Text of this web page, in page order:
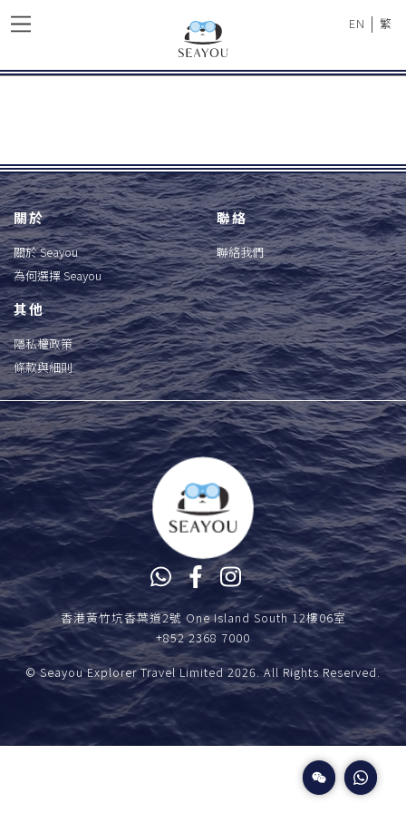
EN | 繁
關於
關於 Seayou
為何選擇 Seayou
聯絡
聯絡我們
其他
隱私權政策
條款與細則
香港黃竹坑香葉道2號 One Island South 12樓06室
+852 2368 7000
© Seayou Explorer Travel Limited 2026. All Rights Reserved.